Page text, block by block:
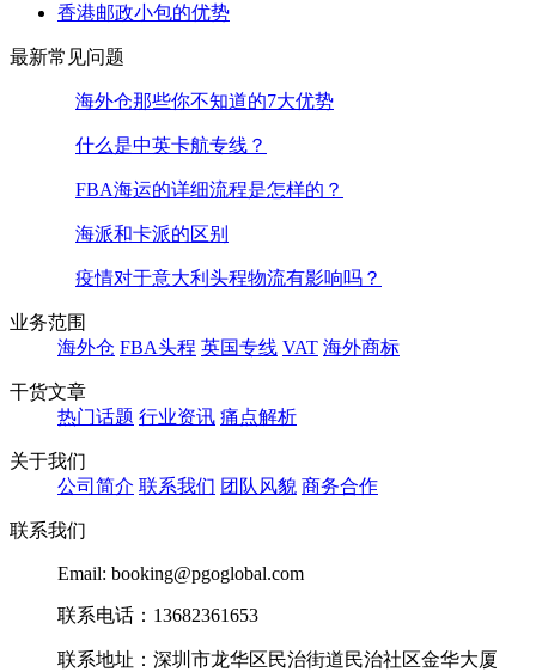
香港邮政小包的优势
最新常见问题
海外仓那些你不知道的7大优势
什么是中英卡航专线？
FBA海运的详细流程是怎样的？
海派和卡派的区别
疫情对于意大利头程物流有影响吗？
业务范围
海外仓 FBA头程 英国专线 VAT 海外商标
干货文章
热门话题 行业资讯 痛点解析
关于我们
公司简介 联系我们 团队风貌 商务合作
联系我们
Email: booking@pgoglobal.com
联系电话：13682361653
联系地址：深圳市龙华区民治街道民治社区金华大厦